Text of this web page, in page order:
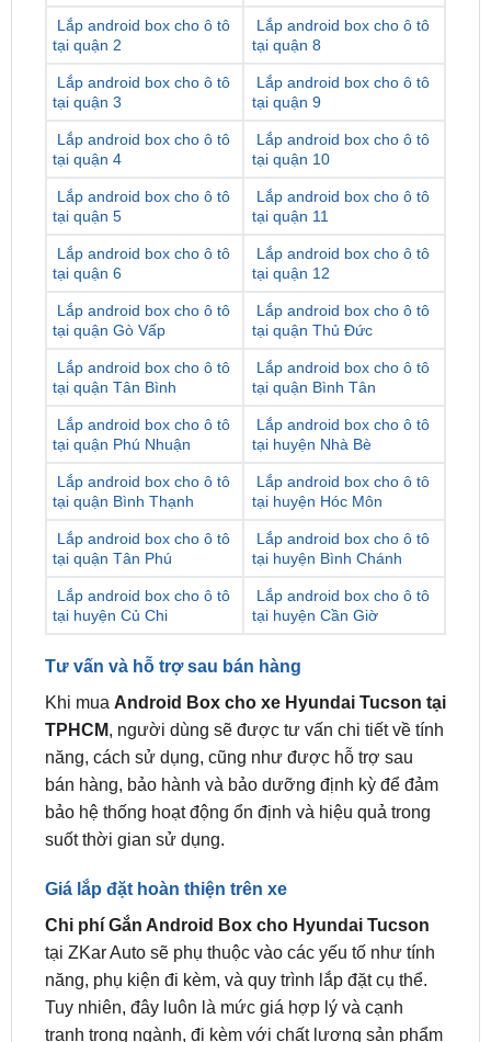
Lắp android box cho ô tô
tại quận 3
Lắp android box cho ô tô
tại quận 9
Lắp android box cho ô tô
tại quận 4
Lắp android box cho ô tô
tại quận 10
Lắp android box cho ô tô
tại quận 5
Lắp android box cho ô tô
tại quận 11
Lắp android box cho ô tô
tại quận 6
Lắp android box cho ô tô
tại quận 12
Lắp android box cho ô tô
tại quận Gò Vấp
Lắp android box cho ô tô
tại quận Thủ Đức
Lắp android box cho ô tô
tại quận Tân Bình
Lắp android box cho ô tô
tại quận Bình Tân
Lắp android box cho ô tô
tại quận Phú Nhuận
Lắp android box cho ô tô
tại huyện Nhà Bè
Lắp android box cho ô tô
tại quận Bình Thạnh
Lắp android box cho ô tô
tại huyện Hóc Môn
Lắp android box cho ô tô
tại quận Tân Phú
Lắp android box cho ô tô
tại huyện Bình Chánh
Lắp android box cho ô tô
tại huyện Củ Chi
Lắp android box cho ô tô
tại huyện Cần Giờ
Tư vấn và hỗ trợ sau bán hàng
TPHCM , người dùng sẽ được tư vấn chi tiết về tính
năng, cách sử dụng, cũng như được hỗ trợ sau
bán hàng, bảo hành và bảo dưỡng định kỳ để đảm
bảo hệ thống hoạt động ổn định và hiệu quả trong
suốt thời gian sử dụng.
Giá lắp đặt hoàn thiện trên xe
tại ZKar Auto sẽ phụ thuộc vào các yếu tố như tính
năng, phụ kiện đi kèm, và quy trình lắp đặt cụ thể.
Tuy nhiên, đây luôn là mức giá hợp lý và cạnh
tranh trong ngành, đi kèm với chất lượng sản phẩm
và dịch vụ tốt nhất.